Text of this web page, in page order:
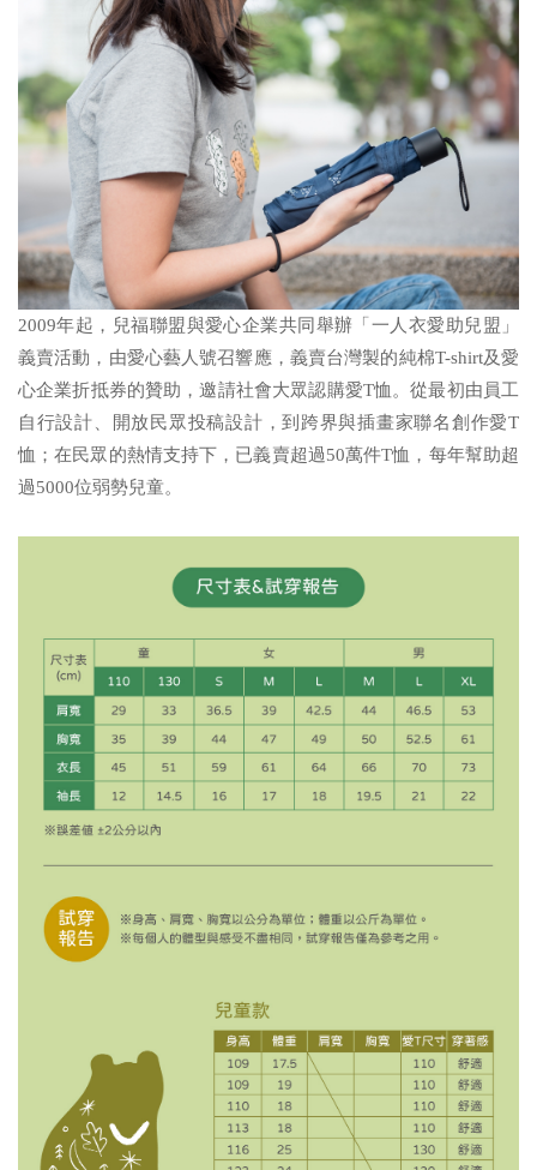
2009年起，兒福聯盟與愛心企業共同舉辦「一人衣愛助兒盟」
義賣活動，由愛心藝人號召響應，義賣台灣製的純棉T-shirt及愛
心企業折抵券的贊助，邀請社會大眾認購愛T恤。從最初由員工
自行設計、開放民眾投稿設計，到跨界與插畫家聯名創作愛T
恤；在民眾的熱情支持下，已義賣超過50萬件T恤，每年幫助超
過5000位弱勢兒童。